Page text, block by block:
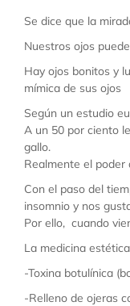
Se dice que la
Nuestros ojos
Hay ojos bonitos y
mímica de sus ojos
Según un estudio
A un 50 por ciento
gallo.
Realmente el
Con el paso del
insomnio y nos
Por ello, cuando
La medicina
-Toxina botulínica
-Relleno de ojeras